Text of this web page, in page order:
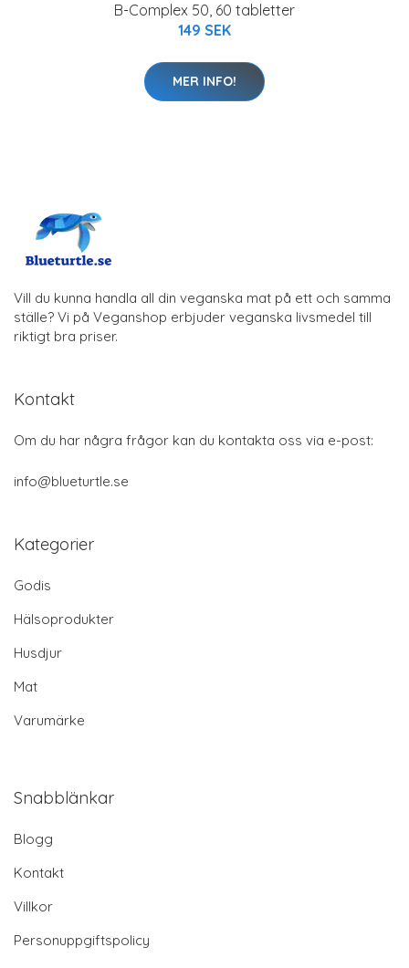
B-Complex 50, 60 tabletter
149 SEK
MER INFO!
Vill du kunna handla all din veganska mat på ett och samma
ställe? Vi på Veganshop erbjuder veganska livsmedel till
riktigt bra priser.
Kontakt
Om du har några frågor kan du kontakta oss via e-post:
info@blueturtle.se
Kategorier
Godis
Hälsoprodukter
Husdjur
Mat
Varumärke
Snabblänkar
Blogg
Kontakt
Villkor
Personuppgiftspolicy